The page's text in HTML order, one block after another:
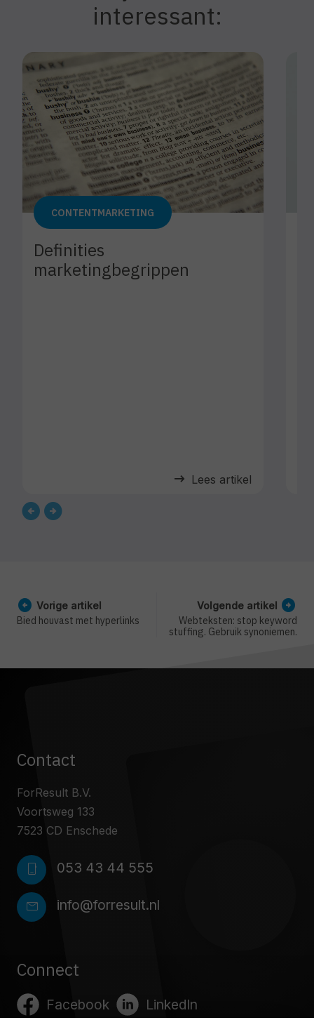
interessant:
CONTENTMARKETING
Definities
marketingbegrippen
arrow_right_alt Lees artikel
arrow_circle_left Vorige artikel
Bied houvast met hyperlinks
Volgende artikel arrow_circle_right
Webteksten: stop keyword
stuffing. Gebruik synoniemen.
Contact
ForResult B.V.
Voortsweg 133
7523 CD Enschede
phone_iphone 053 43 44 555
mail info@forresult.nl
Connect
Facebook LinkedIn